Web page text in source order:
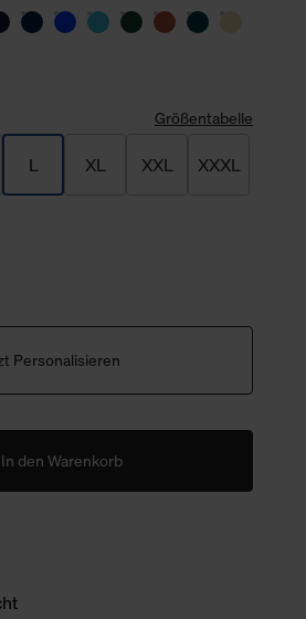
Größentabelle
L XL XXL XXXL
Personalisieren
In den Warenkorb